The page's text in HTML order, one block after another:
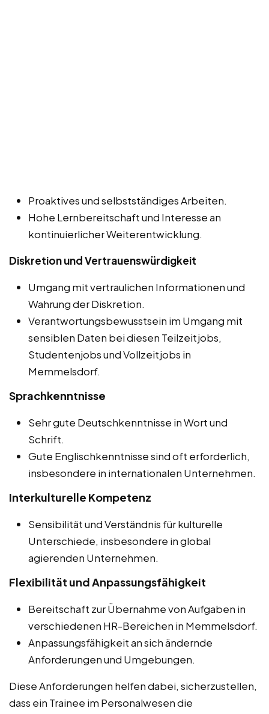
Proaktives und selbstständiges Arbeiten.
Hohe Lernbereitschaft und Interesse an
kontinuierlicher Weiterentwicklung.
Diskretion und Vertrauenswürdigkeit
Umgang mit vertraulichen Informationen und
Wahrung der Diskretion.
Verantwortungsbewusstsein im Umgang mit
sensiblen Daten bei diesen Teilzeitjobs,
Studentenjobs und Vollzeitjobs in
Memmelsdorf.
Sprachkenntnisse
Sehr gute Deutschkenntnisse in Wort und
Schrift.
Gute Englischkenntnisse sind oft erforderlich,
insbesondere in internationalen Unternehmen.
Interkulturelle Kompetenz
Sensibilität und Verständnis für kulturelle
Unterschiede, insbesondere in global
agierenden Unternehmen.
Flexibilität und Anpassungsfähigkeit
Bereitschaft zur Übernahme von Aufgaben in
verschiedenen HR-Bereichen in Memmelsdorf.
Anpassungsfähigkeit an sich ändernde
Anforderungen und Umgebungen.
Diese Anforderungen helfen dabei, sicherzustellen,
dass ein Trainee im Personalwesen die